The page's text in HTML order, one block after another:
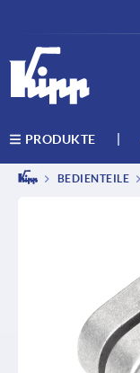
PRODUKTE
BEDIENTEILE